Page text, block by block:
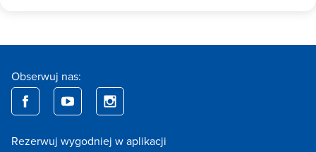
Obserwuj nas:
Rezerwuj wygodniej w aplikacji